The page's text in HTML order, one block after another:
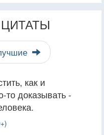
как и
то доказывать -